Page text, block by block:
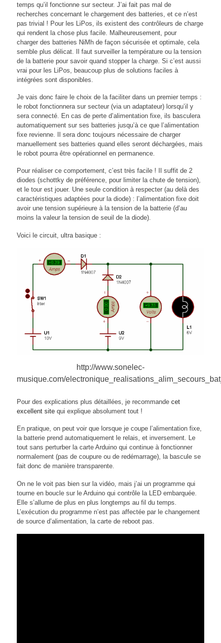
temps qu’il fonctionne sur secteur. J’ai fait pas mal de
recherches concernant le chargement des batteries, et ce n’est
pas trivial ! Pour les LiPos, ils existent des contrôleurs de charge
qui rendent la chose plus facile. Malheureusement, pour
charger des batteries NiMh de façon sécurisée et optimale, cela
semble plus délicat. Il faut surveiller la température ou la tension
de la batterie pour savoir quand stopper la charge. Si c’est aussi
vrai pour les LiPos, beaucoup plus de solutions faciles à
intégrées sont disponibles.
Je vais donc faire le choix de la faciliter dans un premier temps :
le robot fonctionnera sur secteur (via un adaptateur) lorsqu’il y
sera connecté. En cas de perte d’alimentation fixe, ils basculera
automatiquement sur ses batteries jusqu’à ce que l’alimentation
fixe revienne. Il sera donc toujours nécessaire de charger
manuellement ses batteries quand elles seront déchargées, mais
le robot pourra être opérationnel en permanence.
Pour réaliser ce comportement, c’est très facile ! Il suffit de 2
diodes (schottky de préférence, pour limiter la chute de tension),
et le tour est jouer. Une seule condition à respecter (au delà des
caractéristiques adaptées pour la diode) : l’alimentation fixe doit
avoir une tension supérieure à la tension de la batterie (d’au
moins la valeur la tension de seuil de la diode).
Voici le circuit, ultra basique :
http://www.sonelec-
musique.com/
Pour des explications plus détaillées, je recommande cet
excellent site qui explique absolument tout !
En pratique, on peut voir que lorsque je coupe l’alimentation fixe,
la batterie prend automatiquement le relais, et inversement. Le
tout sans perturber la carte Arduino qui continue à fonctionner
normalement (pas de coupure ou de redémarrage), la bascule se
fait donc de manière transparente.
On ne le voit pas bien sur la vidéo, mais j’ai un programme qui
tourne en boucle sur le Arduino qui contrôle la LED embarquée.
Elle s’allume de plus en plus longtemps au fil du temps.
L’exécution du programme n’est pas affectée par le changement
de source d’alimentation, la carte de reboot pas.